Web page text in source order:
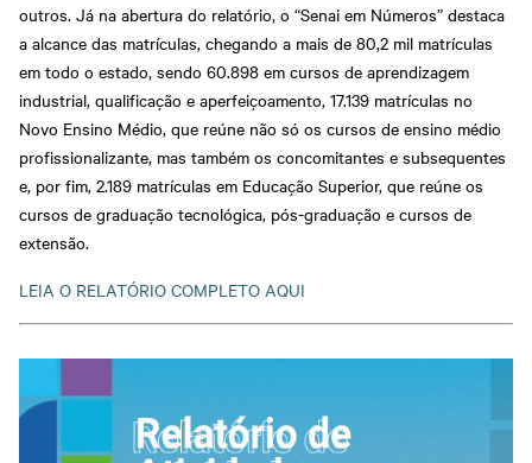
outros. Já na abertura do relatório, o “Senai em Números” destaca
a alcance das matrículas, chegando a mais de 80,2 mil matrículas
em todo o estado, sendo 60.898 em cursos de aprendizagem
industrial, qualificação e aperfeiçoamento, 17.139 matrículas no
Novo Ensino Médio, que reúne não só os cursos de ensino médio
profissionalizante, mas também os concomitantes e subsequentes
e, por fim, 2.189 matrículas em Educação Superior, que reúne os
cursos de graduação tecnológica, pós-graduação e cursos de
extensão.
LEIA O RELATÓRIO COMPLETO AQUI